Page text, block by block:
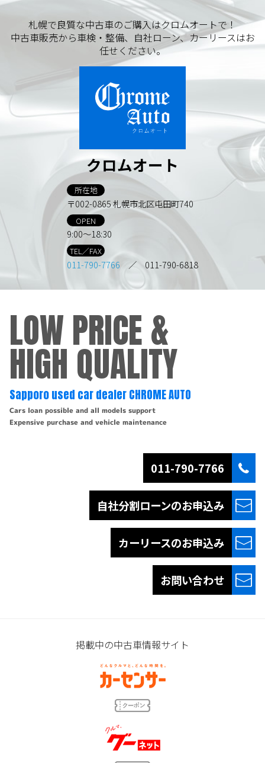
札幌で良質な中古車のご購入はクロムオートで！
中古車販売から車検・整備、自社ローン、カーリースはお
任せください。
クロムオート
所在地
〒002-0865 札幌市北区屯田町740
OPEN
9:00～18:30
TEL／FAX
011-790-7766 ／ 011-790-6818
LOW PRICE &
HIGH QUALITY
Sapporo used car dealer CHROME AUTO
Cars loan possible and all models support
Expensive purchase and vehicle maintenance
011-790-7766
自社分割ローンのお申込み
カーリースのお申込み
お問い合わせ
掲載中の中古車情報サイト